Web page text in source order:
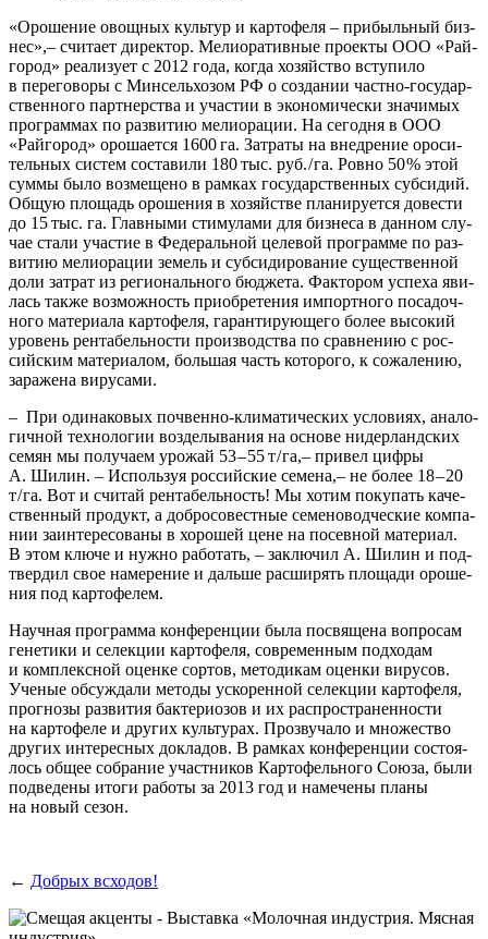
«Оро­ше­ние овощ­ных куль­тур и кар­то­фе­ля – при­быль­ный биз­
нес»,– счи­та­ет дирек­тор. Мели­о­ра­тив­ные про­ек­ты ООО «Рай­
го­род» реа­ли­зу­ет с 2012 года, когда хозяй­ство всту­пи­ло
в пере­го­во­ры с Мин­сель­хоз­ом РФ о созда­нии част­но-госу­дар­
ствен­но­го парт­нер­ства и уча­стии в эко­но­ми­че­ски зна­чи­мых
про­грам­мах по раз­ви­тию мели­о­ра­ции. На сего­дня в ООО
«Рай­го­род» оро­ша­ет­ся 1600 га. Затра­ты на внед­ре­ние оро­си­
тель­ных систем соста­ви­ли 180 тыс. руб. / га. Ров­но 50 % этой
сум­мы было воз­ме­ще­но в рам­ках госу­дар­ствен­ных суб­си­дий.
Общую пло­щадь оро­ше­ния в хозяй­стве пла­ни­ру­ет­ся дове­сти
до 15 тыс. га. Глав­ны­ми сти­му­ла­ми для биз­не­са в дан­ном слу­
чае ста­ли уча­стие в Феде­раль­ной целе­вой про­грам­ме по раз­
ви­тию мели­о­ра­ции земель и суб­си­ди­ро­ва­ние суще­ствен­ной
доли затрат из реги­о­наль­но­го бюд­же­та. Фак­то­ром успе­ха яви­
лась так­же воз­мож­ность при­об­ре­те­ния импорт­но­го поса­доч­
но­го мате­ри­а­ла кар­то­фе­ля, гаран­ти­ру­ю­ще­го более высо­кий
уро­вень рен­та­бель­но­сти про­из­вод­ства по срав­не­нию с рос­
сий­ским мате­ри­а­лом, боль­шая часть кото­ро­го, к сожа­ле­нию,
зара­же­на вирусами.
– При оди­на­ко­вых поч­вен­но-кли­ма­ти­чес­ких усло­ви­ях, ана­ло­
гич­ной тех­но­ло­гии воз­де­лы­ва­ния на осно­ве нидер­ланд­ских
семян мы полу­ча­ем уро­жай 53 – 55 т / га,– при­вел циф­ры
А. Шилин. – Исполь­зуя рос­сий­ские семе­на,– не более 18 – 20
т / га. Вот и счи­тай рен­та­бель­ность! Мы хотим поку­пать каче­
ствен­ный про­дукт, а доб­ро­со­вест­ные семе­но­вод­че­ские ком­па­
нии заин­те­ре­со­ва­ны в хоро­шей цене на посев­ной мате­ри­ал.
В этом клю­че и нуж­но рабо­тать, – заклю­чил А. Шилин и под­
твер­дил свое наме­ре­ние и даль­ше рас­ши­рять пло­ща­ди оро­ше­
ния под картофелем.
Науч­ная про­грам­ма кон­фе­рен­ции была посвя­ще­на вопро­сам
гене­ти­ки и селек­ции кар­то­фе­ля, совре­мен­ным под­хо­дам
и ком­плекс­ной оцен­ке сор­тов, мето­ди­кам оцен­ки виру­сов.
Уче­ные обсуж­да­ли мето­ды уско­рен­ной селек­ции кар­то­фе­ля,
про­гно­зы раз­ви­тия бак­те­ри­о­зов и их рас­про­стра­нен­но­сти
на кар­то­фе­ле и дру­гих куль­ту­рах. Про­зву­ча­ло и мно­же­ство
дру­гих инте­рес­ных докла­дов. В рам­ках кон­фе­рен­ции состо­я­
лось общее собра­ние участ­ни­ков Кар­то­фель­но­го Сою­за, были
под­ве­де­ны ито­ги рабо­ты за 2013 год и наме­че­ны пла­ны
на новый сезон.
← Добрых всходов!